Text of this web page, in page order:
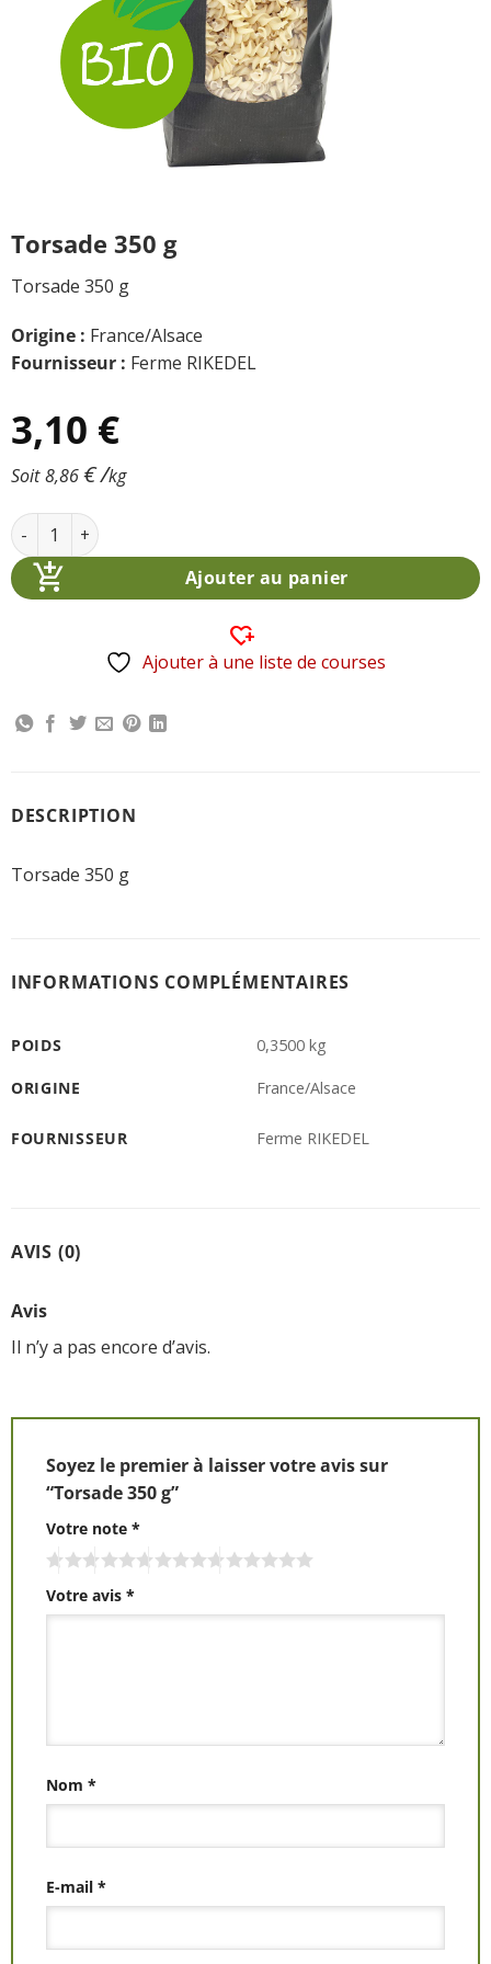
Torsade 350 g
Torsade 350 g
Origine : France/Alsace
Fournisseur : Ferme RIKEDEL
3,10 €
Soit 8,86€/kg
quantité de Torsade 350 g
Ajouter au panier
Alternative:
Ajouter à une liste de courses
DESCRIPTION
Torsade 350 g
INFORMATIONS COMPLÉMENTAIRES
POIDS 0,3500 kg
ORIGINE France/Alsace
FOURNISSEUR Ferme RIKEDEL
AVIS (0)
Avis
Il n’y a pas encore d’avis.
Soyez le premier à laisser votre avis sur
“Torsade 350 g”
Votre note *
Votre avis *
Nom *
E-mail *